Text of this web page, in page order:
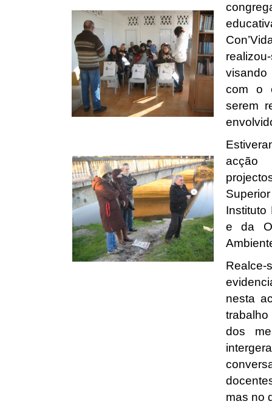
com o
serem
acção
Instituto
e da
nesta
dos
mas no